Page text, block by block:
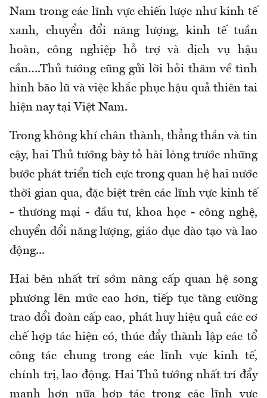
Nam trong các lĩnh vực chiến lược như kinh tế
xanh, chuyển đổi năng lượng, kinh tế tuần
hoàn, công nghiệp hỗ trợ và dịch vụ hậu
cần….Thủ tướng cũng gửi lời hỏi thăm về tình
hình bão lũ và việc khắc phục hậu quả thiên tai
hiện nay tại Việt Nam.
Trong không khí chân thành, thẳng thắn và tin
cậy, hai Thủ tướng bày tỏ hài lòng trước những
bước phát triển tích cực trong quan hệ hai nước
thời gian qua, đặc biệt trên các lĩnh vực kinh tế
- thương mại - đầu tư, khoa học - công nghệ,
chuyển đổi năng lượng, giáo dục đào tạo và lao
động...
Hai bên nhất trí sớm nâng cấp quan hệ song
phương lên mức cao hơn, tiếp tục tăng cường
trao đổi đoàn cấp cao, phát huy hiệu quả các cơ
chế hợp tác hiện có, thúc đẩy thành lập các tổ
công tác chung trong các lĩnh vực kinh tế,
chính trị, lao động. Hai Thủ tướng nhất trí đẩy
mạnh hơn nữa hợp tác trong các lĩnh vực